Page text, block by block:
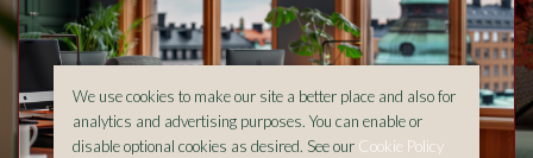
We use cookies to make our site a better place and also for
analytics and advertising purposes. You can enable or
disable optional cookies as desired. See our Cookie Policy